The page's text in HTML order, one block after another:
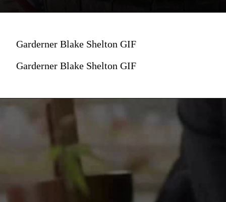
Garderner Blake Shelton GIF
Garderner Blake Shelton GIF